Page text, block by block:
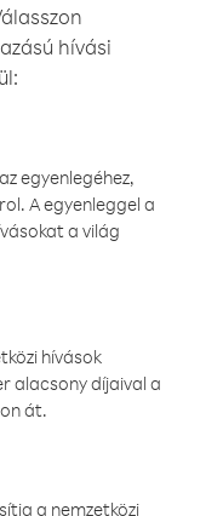
hívási
egyenlegéhez,
A egyenleggel a
a világ
hívások
alacsony díjaival a
át.
a nemzetközi